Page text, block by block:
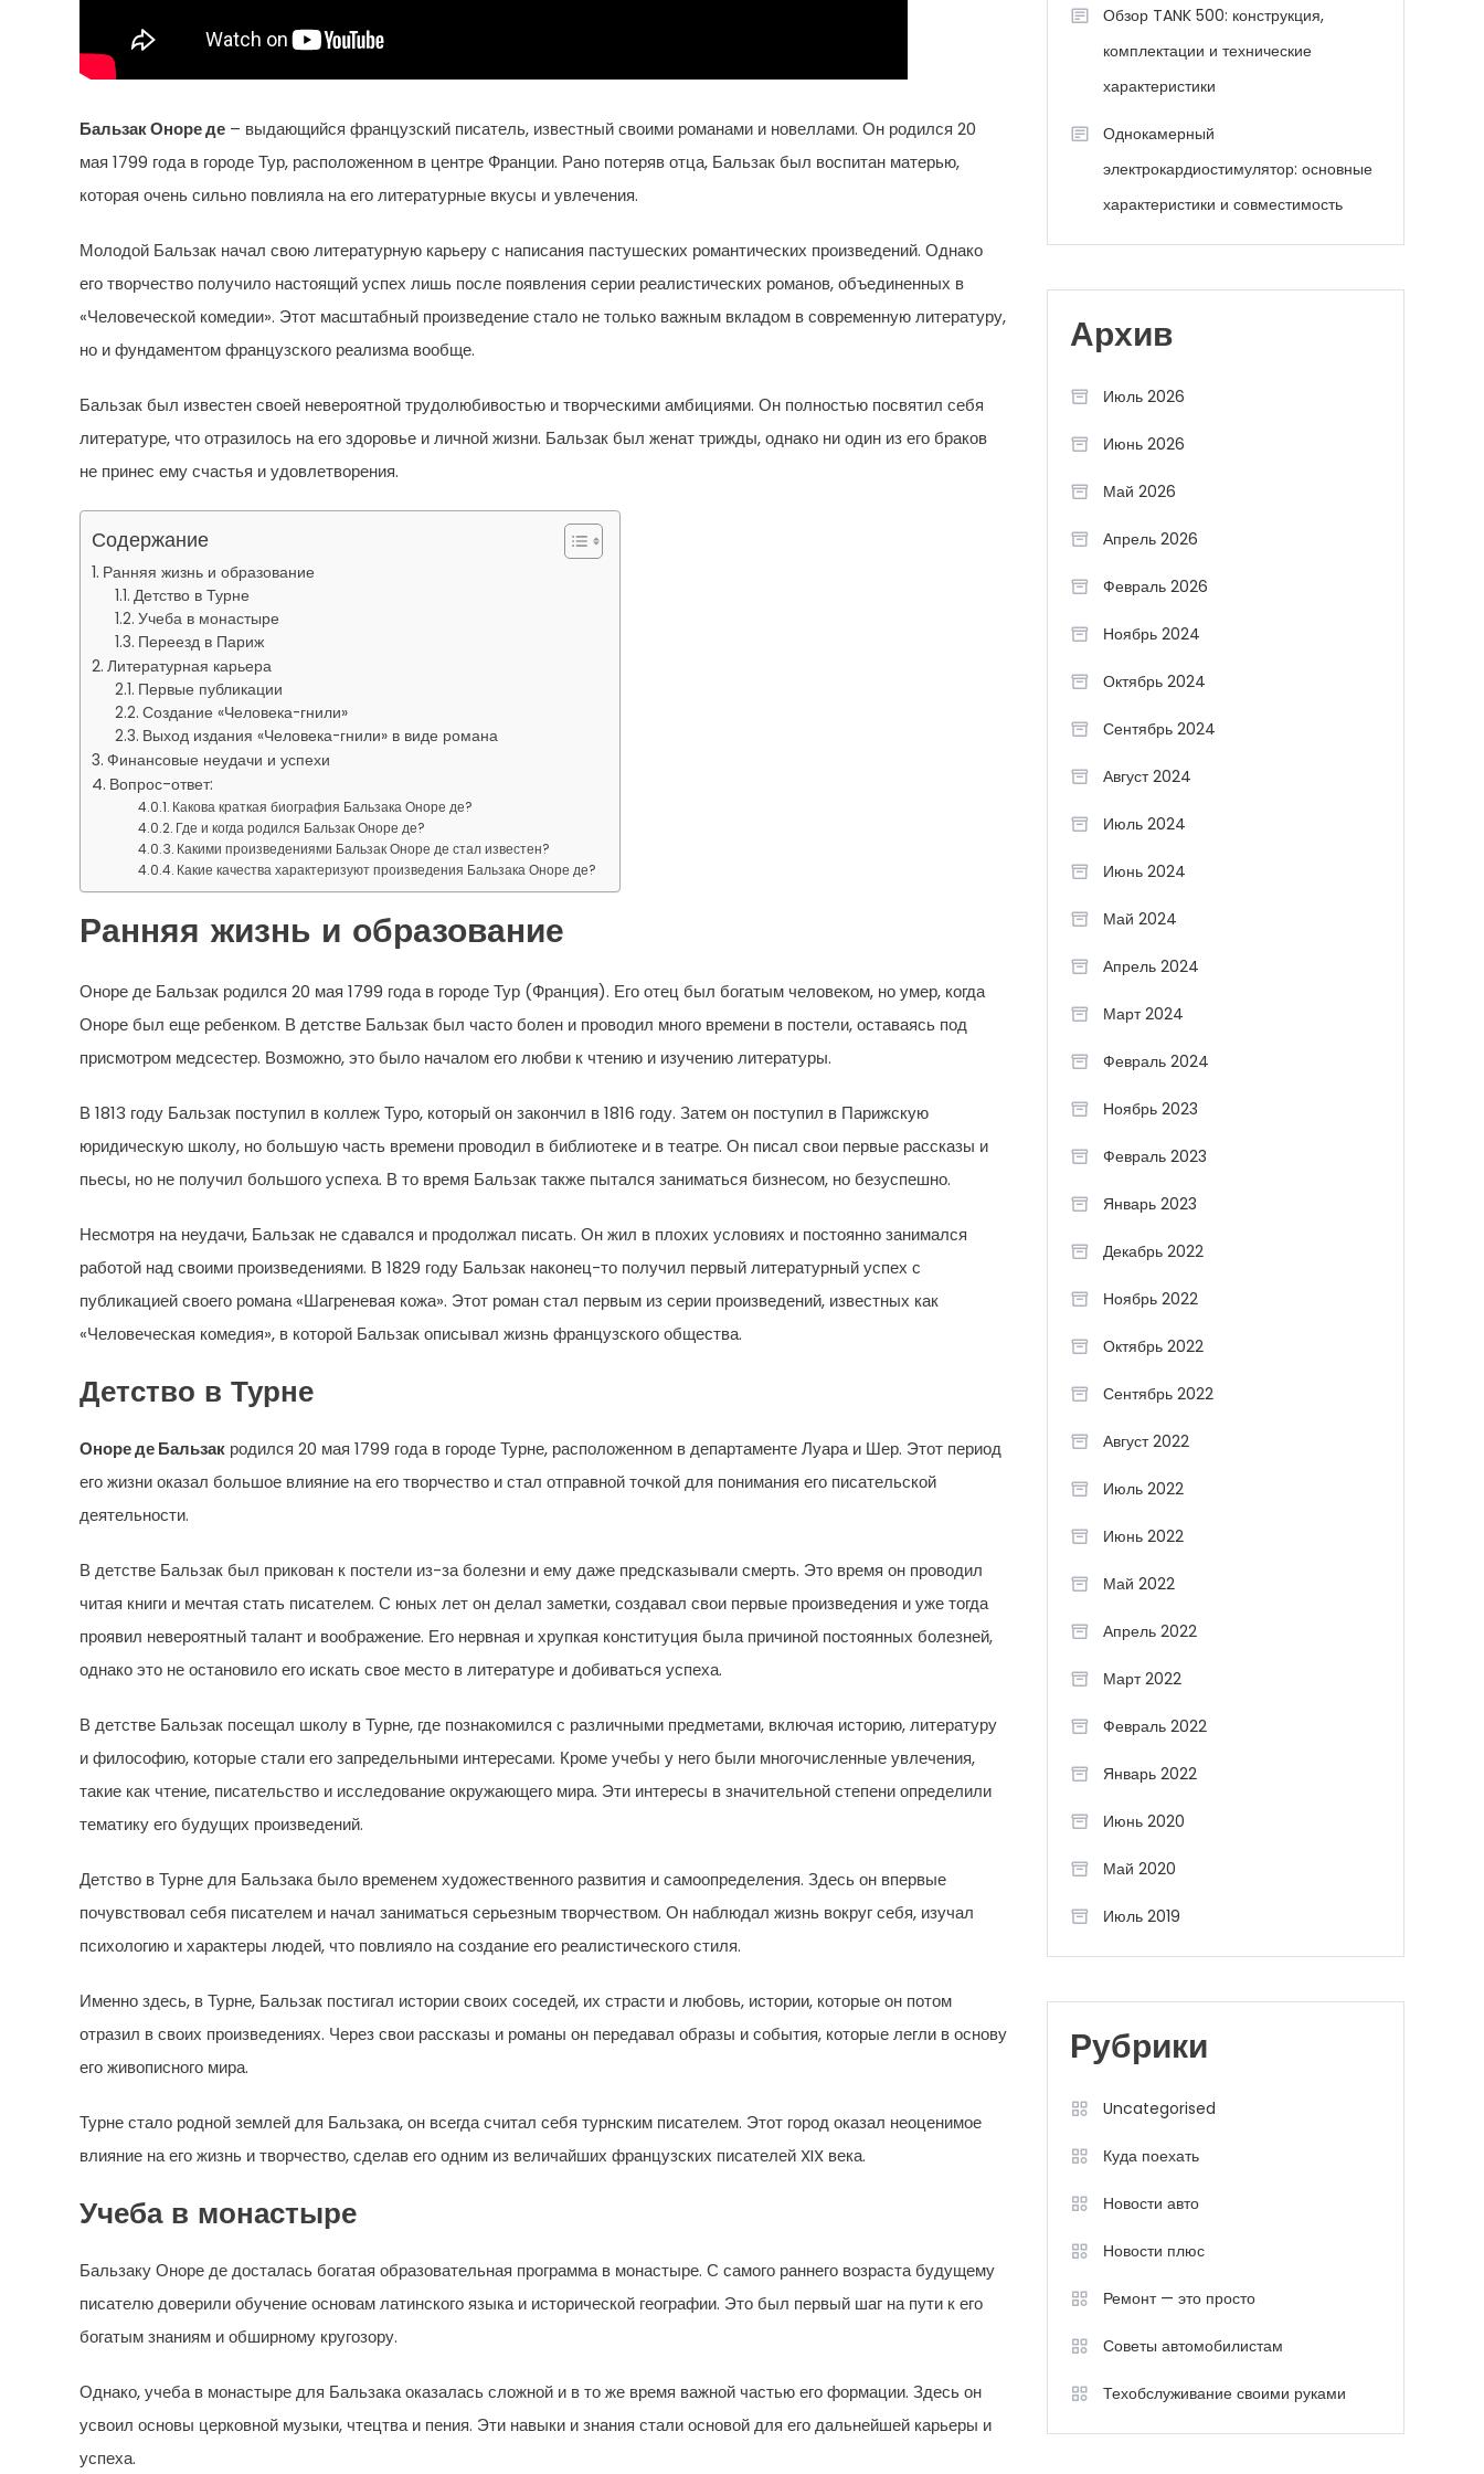
Бальзак Оноре де – выдающийся французский писатель, известный своими романами и новеллами. Он родился 20
мая 1799 года в городе Тур, расположенном в центре Франции. Рано потеряв отца, Бальзак был воспитан матерью,
которая очень сильно повлияла на его литературные вкусы и увлечения.
Молодой Бальзак начал свою литературную карьеру с написания пастушеских романтических произведений. Однако
его творчество получило настоящий успех лишь после появления серии реалистических романов, объединенных в
«Человеческой комедии». Этот масштабный произведение стало не только важным вкладом в современную литературу,
но и фундаментом французского реализма вообще.
Бальзак был известен своей невероятной трудолюбивостью и творческими амбициями. Он полностью посвятил себя
литературе, что отразилось на его здоровье и личной жизни. Бальзак был женат трижды, однако ни один из его браков
не принес ему счастья и удовлетворения.
Содержание
Ранняя жизнь и образование
Детство в Турне
Учеба в монастыре
Переезд в Париж
Литературная карьера
Первые публикации
Создание «Человека-гнили»
Выход издания «Человека-гнили» в виде романа
Финансовые неудачи и успехи
Вопрос-ответ:
Какова краткая биография Бальзака Оноре де?
Где и когда родился Бальзак Оноре де?
Какими произведениями Бальзак Оноре де стал известен?
Какие качества характеризуют произведения Бальзака Оноре де?
Ранняя жизнь и образование
Оноре де Бальзак родился 20 мая 1799 года в городе Тур (Франция). Его отец был богатым человеком, но умер, когда
Оноре был еще ребенком. В детстве Бальзак был часто болен и проводил много времени в постели, оставаясь под
присмотром медсестер. Возможно, это было началом его любви к чтению и изучению литературы.
В 1813 году Бальзак поступил в коллеж Туро, который он закончил в 1816 году. Затем он поступил в Парижскую
юридическую школу, но большую часть времени проводил в библиотеке и в театре. Он писал свои первые рассказы и
пьесы, но не получил большого успеха. В то время Бальзак также пытался заниматься бизнесом, но безуспешно.
Несмотря на неудачи, Бальзак не сдавался и продолжал писать. Он жил в плохих условиях и постоянно занимался
работой над своими произведениями. В 1829 году Бальзак наконец-то получил первый литературный успех с
публикацией своего романа «Шагреневая кожа». Этот роман стал первым из серии произведений, известных как
«Человеческая комедия», в которой Бальзак описывал жизнь французского общества.
Детство в Турне
Оноре де Бальзак родился 20 мая 1799 года в городе Турне, расположенном в департаменте Луара и Шер. Этот период
его жизни оказал большое влияние на его творчество и стал отправной точкой для понимания его писательской
деятельности.
В детстве Бальзак был прикован к постели из-за болезни и ему даже предсказывали смерть. Это время он проводил
читая книги и мечтая стать писателем. С юных лет он делал заметки, создавал свои первые произведения и уже тогда
проявил невероятный талант и воображение. Его нервная и хрупкая конституция была причиной постоянных болезней,
однако это не остановило его искать свое место в литературе и добиваться успеха.
В детстве Бальзак посещал школу в Турне, где познакомился с различными предметами, включая историю, литературу
и философию, которые стали его запредельными интересами. Кроме учебы у него были многочисленные увлечения,
такие как чтение, писательство и исследование окружающего мира. Эти интересы в значительной степени определили
тематику его будущих произведений.
Детство в Турне для Бальзака было временем художественного развития и самоопределения. Здесь он впервые
почувствовал себя писателем и начал заниматься серьезным творчеством. Он наблюдал жизнь вокруг себя, изучал
психологию и характеры людей, что повлияло на создание его реалистического стиля.
Именно здесь, в Турне, Бальзак постигал истории своих соседей, их страсти и любовь, истории, которые он потом
отразил в своих произведениях. Через свои рассказы и романы он передавал образы и события, которые легли в основу
его живописного мира.
Турне стало родной землей для Бальзака, он всегда считал себя турнским писателем. Этот город оказал неоценимое
влияние на его жизнь и творчество, сделав его одним из величайших французских писателей XIX века.
Учеба в монастыре
Бальзаку Оноре де досталась богатая образовательная программа в монастыре. С самого раннего возраста будущему
писателю доверили обучение основам латинского языка и исторической географии. Это был первый шаг на пути к его
богатым знаниям и обширному кругозору.
Однако, учеба в монастыре для Бальзака оказалась сложной и в то же время важной частью его формации. Здесь он
усвоил основы церковной музыки, чтецтва и пения. Эти навыки и знания стали основой для его дальнейшей карьеры и
успеха.
Обзор TANK 500: конструкция,
комплектации и технические
характеристики
Однокамерный
электрокардиостимулятор: основные
характеристики и совместимость
Архив
Июль 2026
Июнь 2026
Май 2026
Апрель 2026
Февраль 2026
Ноябрь 2024
Октябрь 2024
Сентябрь 2024
Август 2024
Июль 2024
Июнь 2024
Май 2024
Апрель 2024
Март 2024
Февраль 2024
Ноябрь 2023
Февраль 2023
Январь 2023
Декабрь 2022
Ноябрь 2022
Октябрь 2022
Сентябрь 2022
Август 2022
Июль 2022
Июнь 2022
Май 2022
Апрель 2022
Март 2022
Февраль 2022
Январь 2022
Июнь 2020
Май 2020
Июль 2019
Рубрики
Uncategorised
Куда поехать
Новости авто
Новости плюс
Ремонт — это просто
Советы автомобилистам
Техобслуживание своими руками